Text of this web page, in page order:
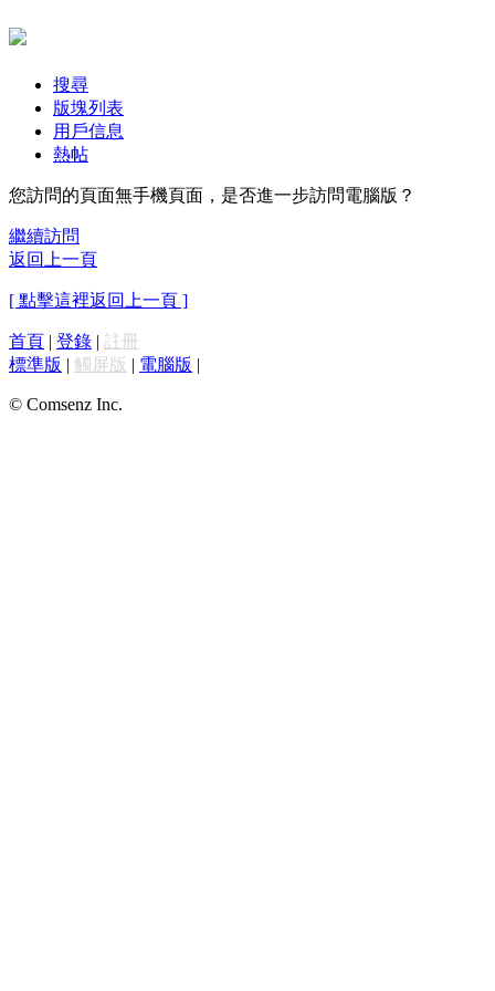
搜尋
版塊列表
用戶信息
熱帖
您訪問的頁面無手機頁面，是否進一步訪問電腦版？
繼續訪問
返回上一頁
[ 點擊這裡返回上一頁 ]
首頁 | 登錄 | 註冊
標準版 | 觸屏版 | 電腦版 |
© Comsenz Inc.